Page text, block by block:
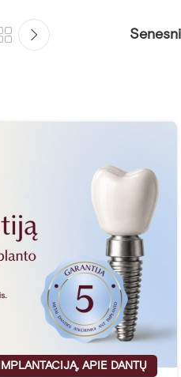
Senesni
, APIE DANTŲ